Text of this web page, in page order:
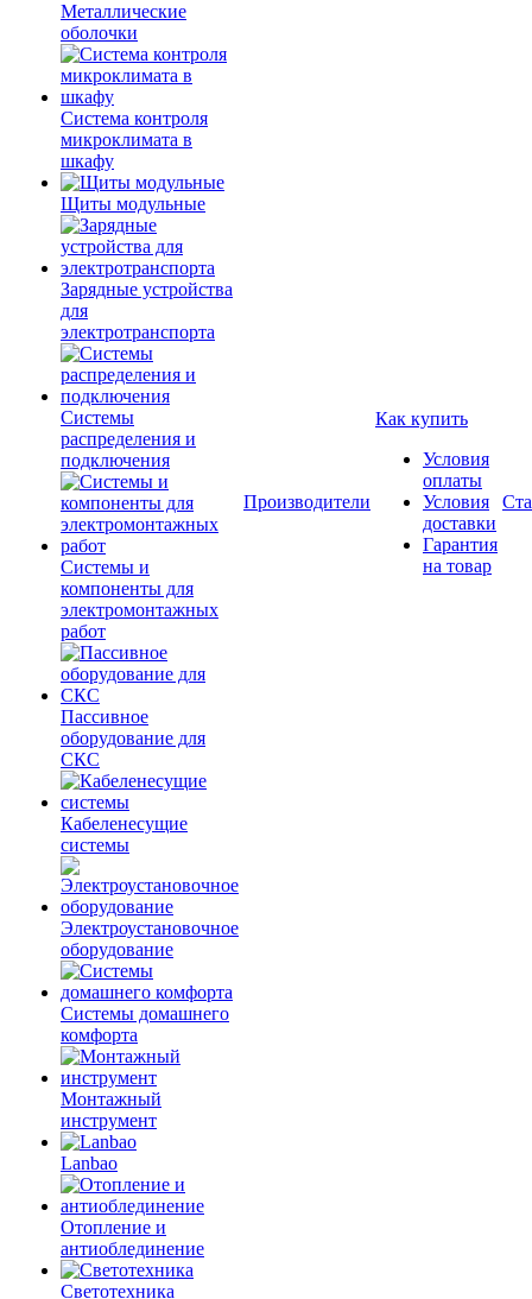
Металлические
оболочки
Система контроля
микроклимата в
шкафу
Щиты модульные
Зарядные устройства
для
электротранспорта
Системы
распределения и
подключения
Системы и
компоненты для
электромонтажных
работ
Пассивное
оборудование для
СКС
Кабеленесущие
системы
Электроустановочное
оборудование
Системы домашнего
комфорта
Монтажный
инструмент
Lanbao
Отопление и
антиоблединение
Светотехника
Производители
Как купить
Условия
оплаты
Условия
доставки
Гарантия
на товар